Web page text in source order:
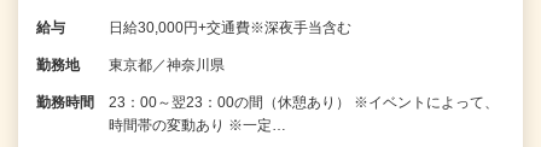
給与 日給30,000円+交通費※深夜手当含む
勤務地 東京都／神奈川県
勤務時間
23：00～翌23：00の間（休憩あり） ※イベントによって、
時間帯の変動あり ※一定…